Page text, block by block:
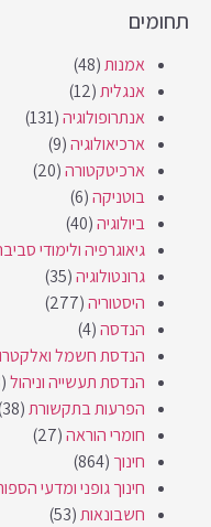
תחומים
אמנות(48)
אנגלית(12)
אנתרופולוגיה(131)
ארכיאולוגיה(9)
ארכיטקטורה(20)
בוטניקה(6)
ביולוגיה(40)
גיאוגרפיה ולימודי
גרונטולוגיה(35)
היסטוריה(277)
הנדסה(4)
הנדסת חשמל
הנדסת תעשייה וניהול(88)
הפרעות בתקשורת(38)
חומרי הוראה(27)
חינוך (864)
חינוך גופני ומדעי
חשבונאות(53)